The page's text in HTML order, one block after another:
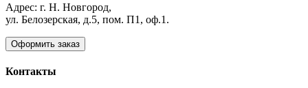
Адрес: г. Н. Новгород,
ул. Белозерская, д.5, пом. П1, оф.1.
Оформить заказ
Контакты